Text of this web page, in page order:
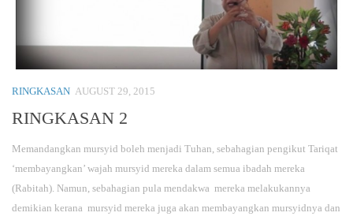
RINGKASAN AUGUST 29, 2015
RINGKASAN 2
Memandangkan mursyid boleh menjadi Tuhan, sebahagian pengikut Tariqat
‘membayangkan’ wajah mursyid mereka dalam semua ibadah mereka
(Rabitah). Namun, sebahagian pula mendakwa mereka melakukannya
demikian kerana mursyid mereka juga akan membayangkan mursyidnya dan